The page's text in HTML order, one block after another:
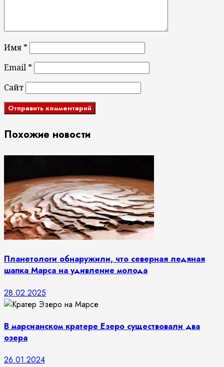
Имя *
Email *
Сайт
Похожие новости
Планетологи обнаружили, что северная ледяная
шапка Марса на удивление молода
28.02.2025
В марсианском кратере Езеро существовали два
озера
26.01.2024